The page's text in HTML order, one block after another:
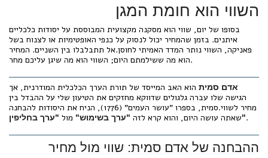
השווי הוא חומת המגן
בסופו של יום, שווי הוא מסקנה מקצועית המבוססת על יסודות כלכליים
איתנים. בזמן שהמחיר יכול לנסוק על כנפי האופטימיות או לצנוח בשל
פאניקה, השווי נותר המדד האמיתי לחוסן.אל תתבלבלו בין השניים. המחיר
הוא מה ששילמתם היום; השווי הוא מה שיגן עליכם מחר.
אדם סמית הוא האב המייסד של תורת הערך הכלכלית המודרנית, אך
הגישה שלו עברה גלגולים שדווקא מחזקים את הטיעון שלי על ההבדל בין
מחיר לשווי.סמית, בספרו "עושר העמים" (1776), הניח את היסודות להבחנה
שאתה עושה היום, והוא קרא לזה "ערך בשימוש" מול "ערך בחליפין".
ההבחנה של אדם סמית: שווי מול מחיר